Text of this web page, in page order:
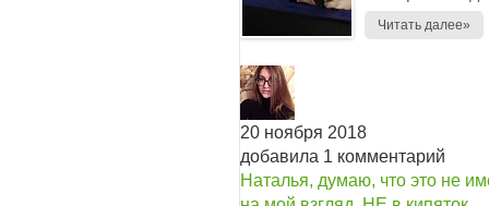
Читать далее»
20 ноября 2018
добавила 1 комментарий
Наталья, думаю, что это не